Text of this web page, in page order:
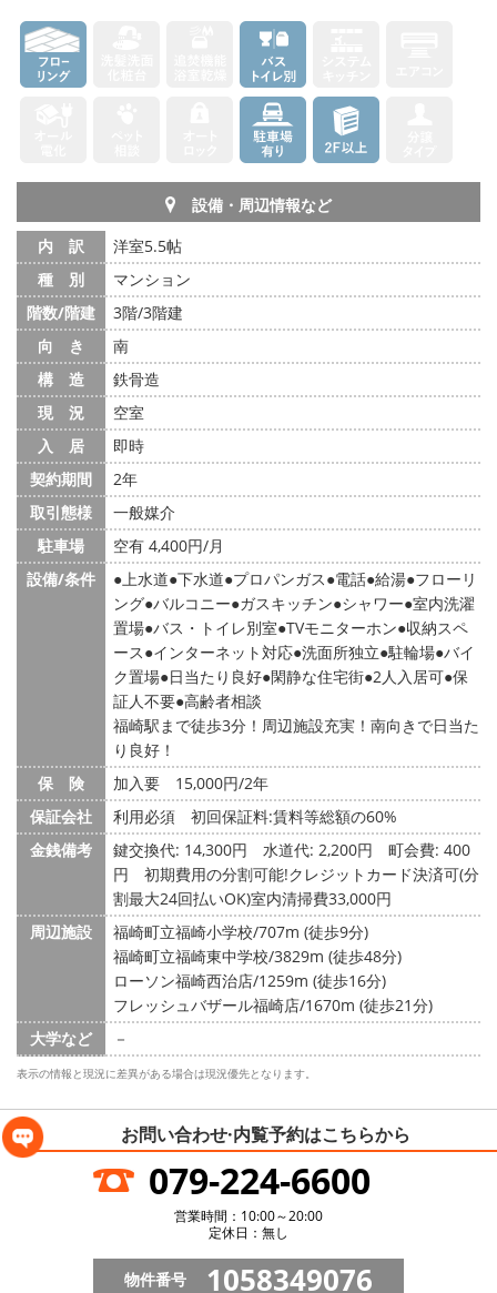
設備・周辺情報など
内 訳
洋室5.5帖
種 別
マンション
階数/階建
3階/3階建
向 き
南
構 造
鉄骨造
現 況
空室
入 居
即時
契約期間
2年
取引態様
一般媒介
駐車場
空有 4,400円/月
設備/条件
上水道 下水道 プロパンガス 電話 給湯 フローリ
ング バルコニー ガスキッチン シャワー 室内洗濯
置場 バス・トイレ別室 TVモニターホン 収納スペ
ース インターネット対応 洗面所独立 駐輪場 バイ
ク置場 日当たり良好 閑静な住宅街 2人入居可 保
証人不要 高齢者相談
福崎駅まで徒歩3分！周辺施設充実！南向きで日当た
り良好！
保 険
加入要 15,000円/2年
保証会社
利用必須 初回保証料:賃料等総額の60%
金銭備考
鍵交換代: 14,300円 水道代: 2,200円
町会費: 400
円
初期費用の分割可能!クレジットカード決済可(分
割最大24回払いOK)室内清掃費33,000円
周辺施設
福崎町立福崎小学校/707m (徒歩9分)
福崎町立福崎東中学校/3829m (徒歩48分)
ローソン福崎西治店/1259m (徒歩16分)
フレッシュバザール福崎店/1670m (徒歩21分)
大学など
－
表示の情報と現況に差異がある場合は現況優先となります。
お問い合わせ·内覧予約はこちらから
079-224-6600
営業時間：10:00～20:00
定休日：無し
物件番号 1058349076